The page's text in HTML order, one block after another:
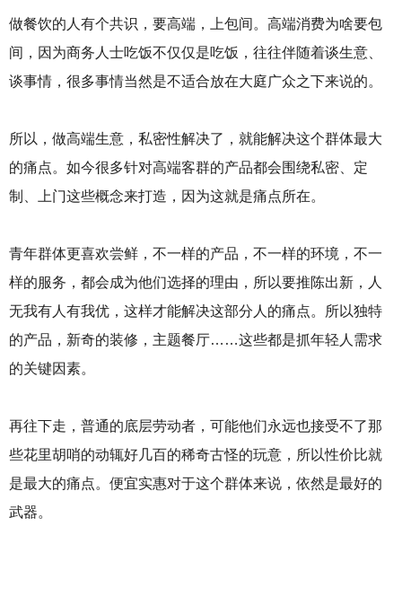
做餐饮的人有个共识，要高端，上包间。高端消费为啥要包
间，因为商务人士吃饭不仅仅是吃饭，往往伴随着谈生意、
谈事情，很多事情当然是不适合放在大庭广众之下来说的。
所以，做高端生意，私密性解决了，就能解决这个群体最大
的痛点。如今很多针对高端客群的产品都会围绕私密、定
制、上门这些概念来打造，因为这就是痛点所在。
青年群体更喜欢尝鲜，不一样的产品，不一样的环境，不一
样的服务，都会成为他们选择的理由，所以要推陈出新，人
无我有人有我优，这样才能解决这部分人的痛点。所以独特
的产品，新奇的装修，主题餐厅……这些都是抓年轻人需求
的关键因素。
再往下走，普通的底层劳动者，可能他们永远也接受不了那
些花里胡哨的动辄好几百的稀奇古怪的玩意，所以性价比就
是最大的痛点。便宜实惠对于这个群体来说，依然是最好的
武器。